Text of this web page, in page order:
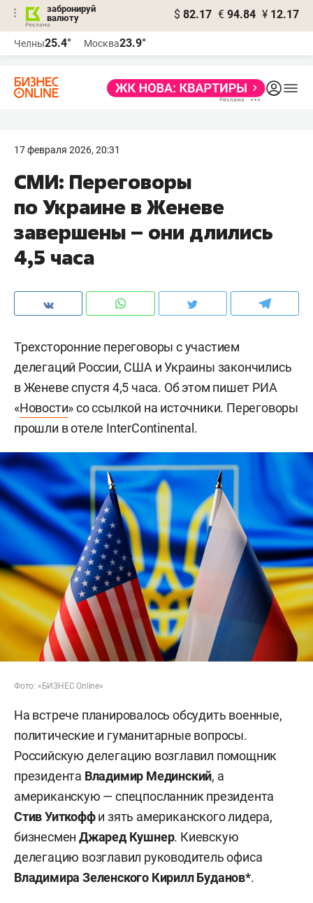
забронируй
валюту
$ 82.17 € 94.84 ¥ 12.17
Челны25.4° Москва23.9°
17 февраля 2026, 20:31
СМИ: Переговоры
по Украине в Женеве
завершены – они длились
4,5 часа
Трехсторонние переговоры с участием
делегаций России, США и Украины закончились
в Женеве спустя 4,5 часа. Об этом пишет РИА
«Новости» со ссылкой на источники. Переговоры
прошли в отеле InterContinental.
Фото: «БИЗНЕС Online»
На встрече планировалось обсудить военные,
политические и гуманитарные вопросы.
Российскую делегацию возглавил помощник
президента Владимир Мединский, а
американскую — спецпосланник президента
Стив Уиткоффи зять американского лидера,
бизнесменДжаред Кушнер. Киевскую
делегацию возглавил руководитель офиса
Владимира Зеленского Кирилл Буданов*.